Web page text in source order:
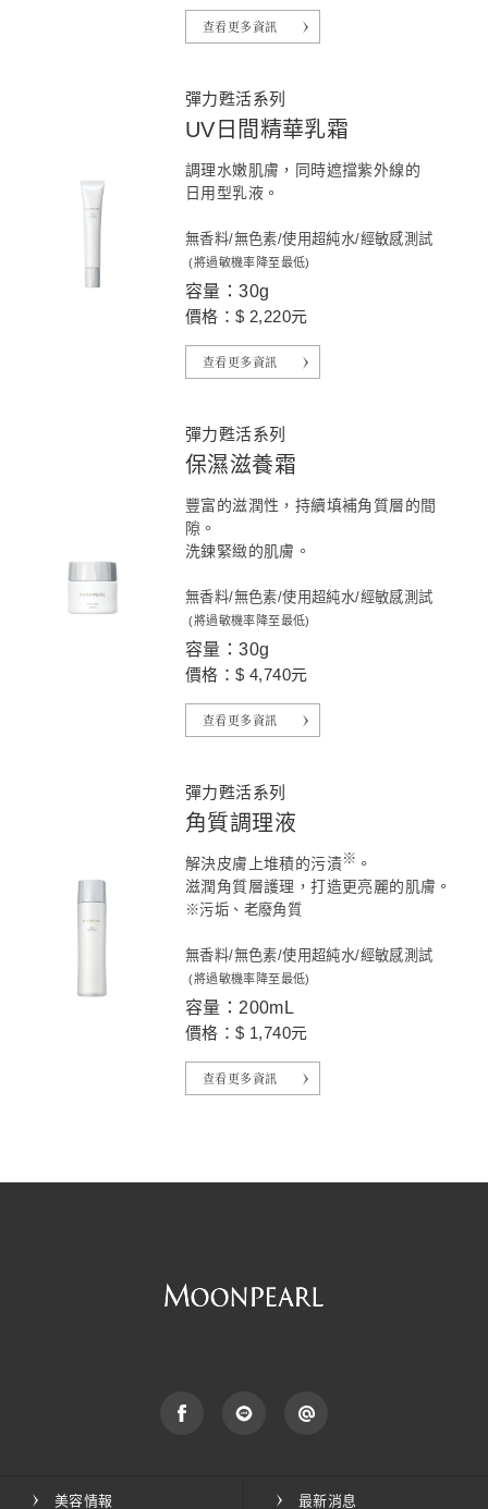
查看更多資訊
彈力甦活系列
UV日間精華乳霜
調理水嫩肌膚，同時遮擋紫外線的
日用型乳液。
無香料/無色素/使用超純水/經敏感測試
(將過敏機率降至最低)
容量：30g
價格：$ 2,220元
查看更多資訊
彈力甦活系列
保濕滋養霜
豐富的滋潤性，持續填補角質層的間
隙。
洗鍊緊緻的肌膚。
無香料/無色素/使用超純水/經敏感測試
(將過敏機率降至最低)
容量：30g
價格：$ 4,740元
查看更多資訊
彈力甦活系列
角質調理液
解決皮膚上堆積的污漬※ 。
滋潤角質層護理，打造更亮麗的肌膚。
※污垢、老廢角質
無香料/無色素/使用超純水/經敏感測試
(將過敏機率降至最低)
容量：200mL
價格：$ 1,740元
查看更多資訊
美容情報 最新消息